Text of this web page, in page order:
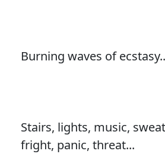
Burning waves of
Stairs, lights, music,
fright, panic, threat...